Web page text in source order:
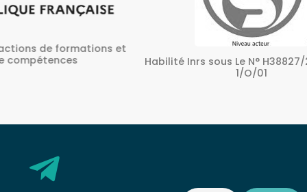
et
Habilité Inrs sous Le N° H38827/2022/SST-